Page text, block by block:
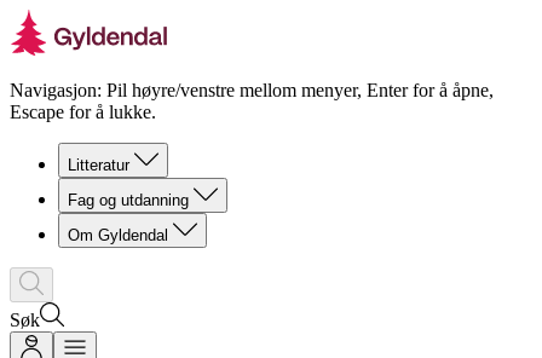
Navigasjon: Pil høyre/venstre mellom menyer, Enter for å åpne,
Escape for å lukke.
Litteratur
Fag og utdanning
Om Gyldendal
Søk